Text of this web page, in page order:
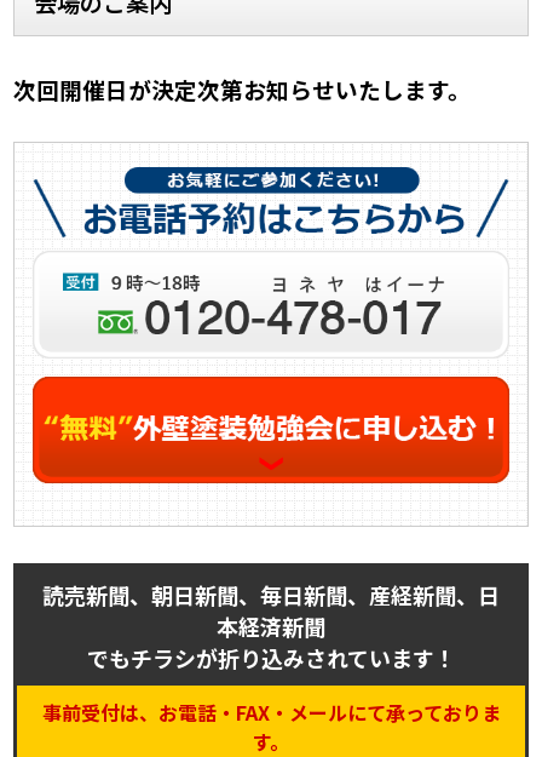
次回開催日が決定次第お知らせいたします。
読売新聞、朝日新聞、毎日新聞、産経新聞、日
本経済新聞
でもチラシが折り込みされています！
事前受付は、お電話・FAX・メールにて承っておりま
す。